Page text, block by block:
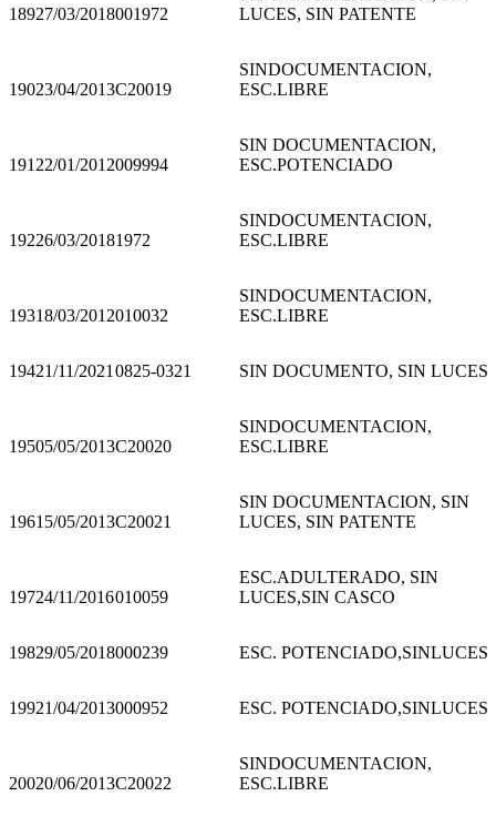
18927/03/2018001972
LUCES, SIN PATENTE
19023/04/2013C20019
SINDOCUMENTACION,
ESC.LIBRE
191 22/01/2012009994
SIN DOCUMENTACION,
ESC.POTENCIADO
19226/03/20181972
SINDOCUMENTACION,
ESC.LIBRE
19318/03/2012010032
SINDOCUMENTACION,
ESC.LIBRE
19421/11/2021 0825-0321 SIN DOCUMENTO, SIN LUCES
19505/05/2013C20020
SINDOCUMENTACION,
ESC.LIBRE
19615/05/2013C20021
SIN DOCUMENTACION, SIN
LUCES, SIN PATENTE
19724/11/2016010059
ESC.ADULTERADO, SIN
LUCES,SIN CASCO
19829/05/2018000239 ESC. POTENCIADO,SINLUCES
19921/04/2013000952 ESC. POTENCIADO,SINLUCES
20020/06/2013C20022
SINDOCUMENTACION,
ESC.LIBRE